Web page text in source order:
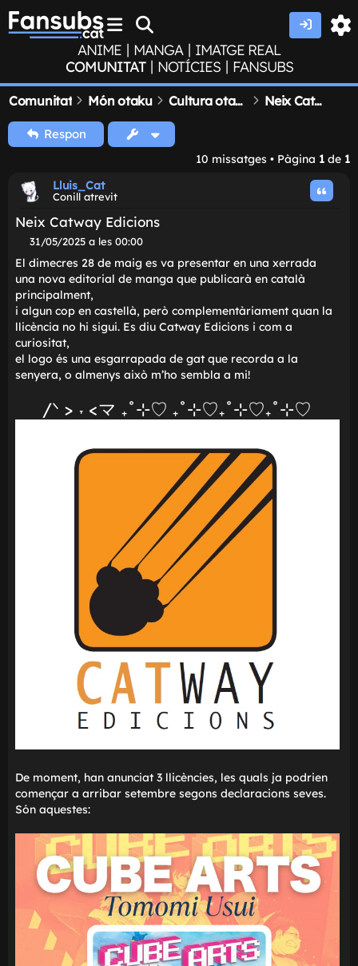
ANIME | MANGA | IMATGE REAL
COMUNITAT | NOTÍCIES | FANSUBS
Comunitat Món otaku Cultura otaku Neix Catway Edicions
Respon
10 missatges • Pàgina 1 de 1
Lluis_Cat
Conill atrevit
Neix Catway Edicions
M
i
s
s
a
t
g
e
31/05/2025 a les 00:00
El dimecres 28 de maig es va presentar en una xerrada
una nova editorial de manga que publicarà en català
principalment,
i algun cop en castellà, però complementàriament quan
llicència no hi sigui. Es diu Catway Edicions i com a
curiositat,
el logo és una esgarrapada de gat que recorda a la
senyera, o almenys això m'ho sembla a mi!
/ᐠ > ˕ <マ ₊˚⊹♡ ₊˚⊹♡₊˚⊹♡₊˚⊹♡
De moment, han anunciat 3 llicències, les quals ja
començar a arribar setembre segons declaracions
Són aquestes: